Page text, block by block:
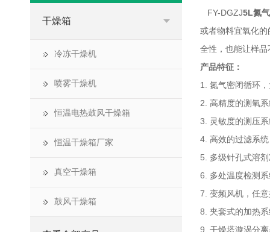
FY-DGZJ5L氮
或者物料宜氧化
全性，也能让样
产品特征：
1. 氮气密闭循环
2. 高精度的测氧
3. 灵敏度的测压
4. 高效的过滤系
5. 多级针孔式溶
6. 多处温度检测
7. 变频风机，任
8. 夹套式的加热
9. 干燥塔漩涡分
干燥箱
冷冻干燥机
喷雾干燥机
恒温电热鼓风干燥箱
恒温干燥箱厂家
真空干燥箱
鼓风干燥箱